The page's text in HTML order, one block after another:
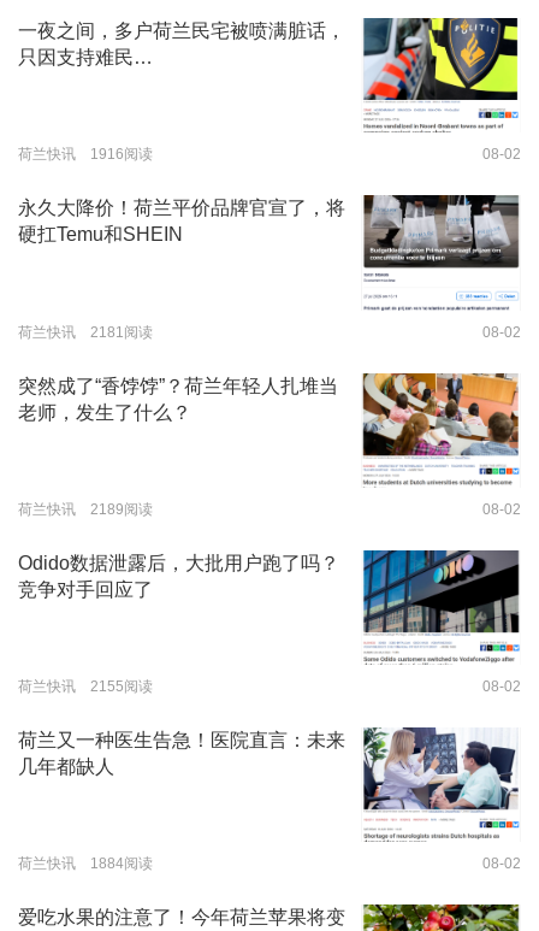
一夜之间，多户荷兰民宅被喷满脏话，
只因支持难民…
荷兰快讯 1916阅读 08-02
永久大降价！荷兰平价品牌官宣了，将
硬扛Temu和SHEIN
荷兰快讯 2181阅读 08-02
突然成了“香饽饽”？荷兰年轻人扎堆当
老师，发生了什么？
荷兰快讯 2189阅读 08-02
Odido数据泄露后，大批用户跑了吗？
竞争对手回应了
荷兰快讯 2155阅读 08-02
荷兰又一种医生告急！医院直言：未来
几年都缺人
荷兰快讯 1884阅读 08-02
爱吃水果的注意了！今年荷兰苹果将变